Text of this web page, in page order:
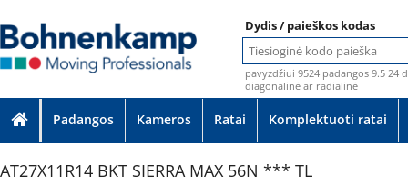
Dydis / paieškos kodas
pavyzdžiui 9524 padangos 9.5 24
diagonalinė ar radialinė
Padangos Kameros Ratai Komplektuoti ratai
AT27X11R14 BKT SIERRA MAX 56N *** TL